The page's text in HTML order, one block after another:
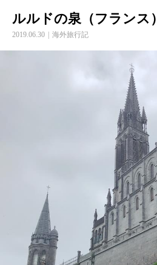
ルルドの泉（フランス）
2019.06.30 海外旅行記